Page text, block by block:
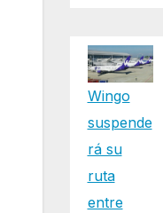
Wingo
suspende
rá su
ruta
entre